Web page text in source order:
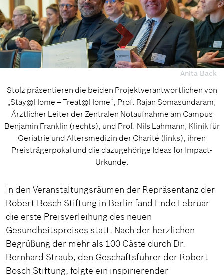
Anita Back
Stolz präsentieren die beiden Projektverantwortlichen von
„Stay@Home – Treat@Home“, Prof. Rajan Somasundaram,
Ärztlicher Leiter der Zentralen Notaufnahme am Campus
Benjamin Franklin (rechts), und Prof. Nils Lahmann, Klinik für
Geriatrie und Altersmedizin der Charité (links), ihren
Preisträgerpokal und die dazugehörige Ideas for Impact-
Urkunde.
In den Veranstaltungsräumen der Repräsentanz der
Robert Bosch Stiftung in Berlin fand Ende Februar
die erste Preisverleihung des neuen
Gesundheitspreises statt. Nach der herzlichen
Begrüßung der mehr als 100 Gäste durch Dr.
Bernhard Straub, den Geschäftsführer der Robert
Bosch Stiftung, folgte ein inspirierender